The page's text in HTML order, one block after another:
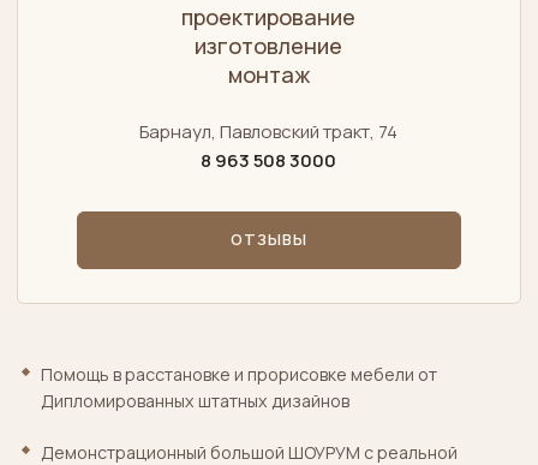
проектирование
изготовление
монтаж
Барнаул, Павловский тракт, 74
8 963 508 3000
ОТЗЫВЫ
Помощь в расстановке и прорисовке мебели от
Дипломированных штатных дизайнов
Демонстрационный большой ШОУРУМ с реальной